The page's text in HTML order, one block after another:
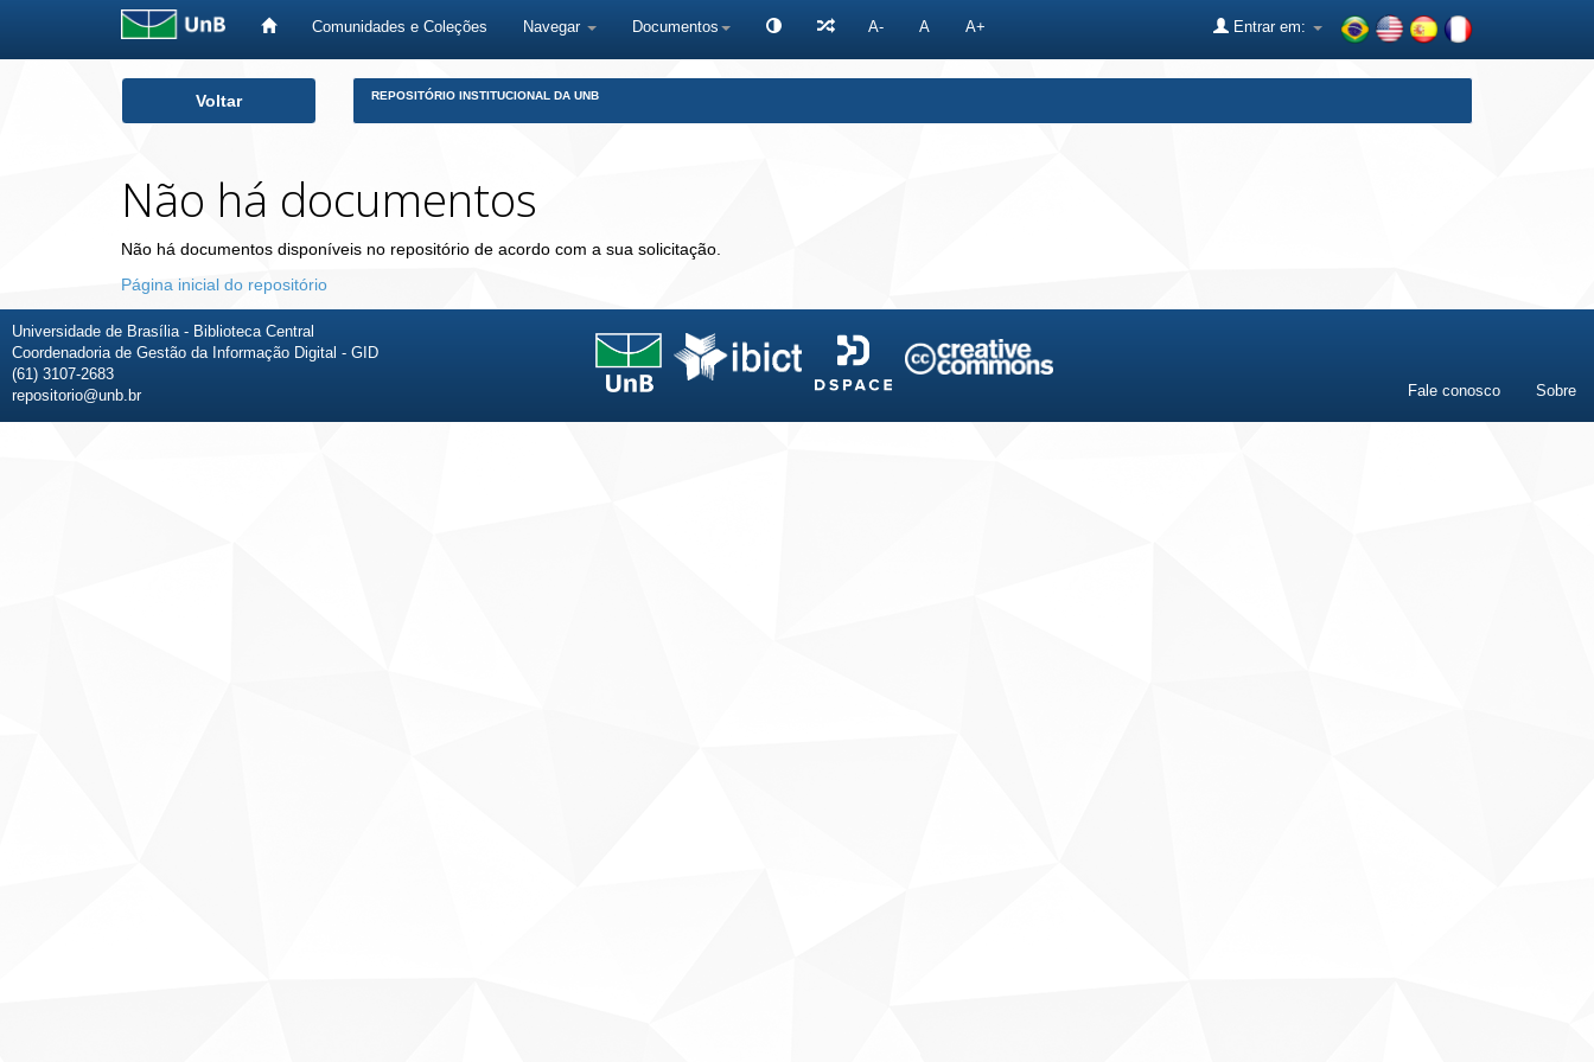
Comunidades e Coleções Navegar Documentos A- A A+ Entrar em:
Voltar REPOSITÓRIO INSTITUCIONAL DA UNB
Não há documentos
Não há documentos disponíveis no repositório de acordo com a sua solicitação.
Página inicial do repositório
Universidade de Brasília - Biblioteca Central
Coordenadoria de Gestão da Informação Digital - GID
(61) 3107-2683
repositorio@unb.br
Fale conosco Sobre